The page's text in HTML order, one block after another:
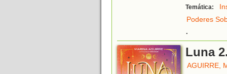
Temática:
Poderes
.
Luna
AGUIRRE,